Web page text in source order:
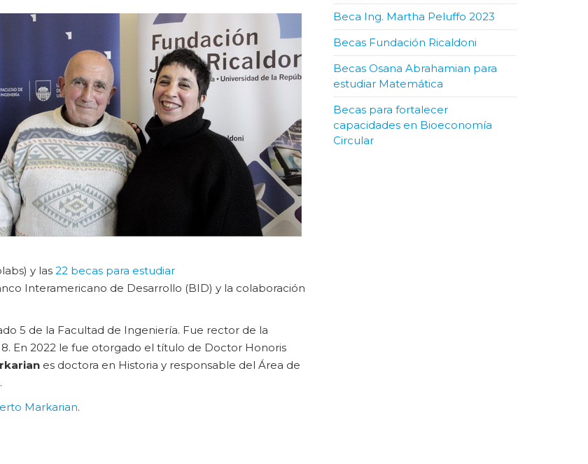
y las 22 becas para estudiar
Interamericano de Desarrollo (BID) y la colaboración
5 de la Facultad de Ingeniería. Fue rector de la
En 2022 le fue otorgado el título de Doctor Honoris
es doctora en Historia y responsable del Área de
Markarian.
Beca Ing. Martha Peluffo 2023
Becas Fundación Ricaldoni
Becas Osana Abrahamian para
estudiar Matemática
Becas para fortalecer
capacidades en Bioeconomía
Circular